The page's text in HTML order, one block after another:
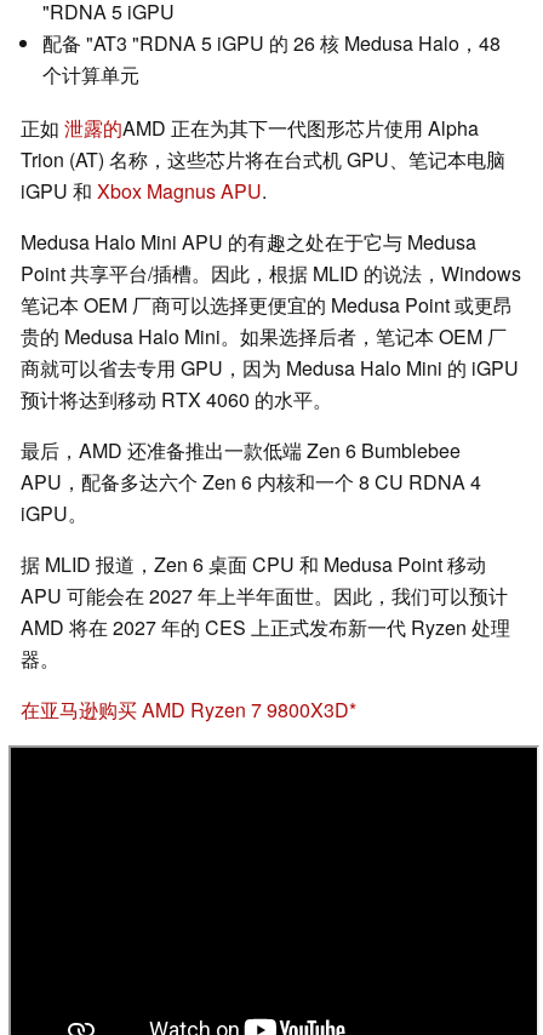
"RDNA 5 iGPU
配备 "AT3 "RDNA 5 iGPU 的 26 核 Medusa Halo，48
个计算单元
正如 泄露的AMD 正在为其下一代图形芯片使用 Alpha
Trion (AT) 名称，这些芯片将在台式机 GPU、笔记本电脑
iGPU 和 Xbox Magnus APU.
Medusa Halo Mini APU 的有趣之处在于它与 Medusa
Point 共享平台/插槽。因此，根据 MLID 的说法，Windows
笔记本 OEM 厂商可以选择更便宜的 Medusa Point 或更昂
贵的 Medusa Halo Mini。如果选择后者，笔记本 OEM 厂
商就可以省去专用 GPU，因为 Medusa Halo Mini 的 iGPU
预计将达到移动 RTX 4060 的水平。
最后，AMD 还准备推出一款低端 Zen 6 Bumblebee
APU，配备多达六个 Zen 6 内核和一个 8 CU RDNA 4
iGPU。
据 MLID 报道，Zen 6 桌面 CPU 和 Medusa Point 移动
APU 可能会在 2027 年上半年面世。因此，我们可以预计
AMD 将在 2027 年的 CES 上正式发布新一代 Ryzen 处理
器。
在亚马逊购买 AMD Ryzen 7 9800X3D